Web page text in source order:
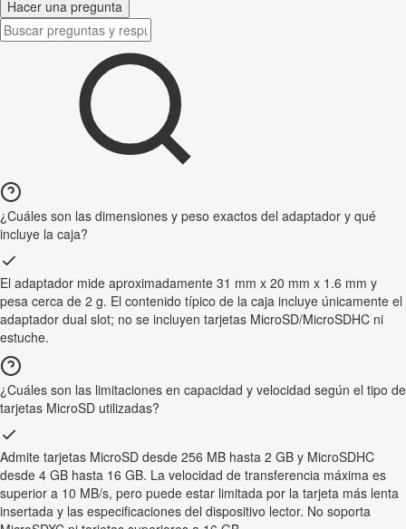
Hacer una pregunta
¿Cuáles son las dimensiones y peso exactos del adaptador y qué
incluye la caja?
El adaptador mide aproximadamente 31 mm x 20 mm x 1.6 mm y
pesa cerca de 2 g. El contenido típico de la caja incluye únicamente el
adaptador dual slot; no se incluyen tarjetas MicroSD/MicroSDHC ni
estuche.
¿Cuáles son las limitaciones en capacidad y velocidad según el tipo de
tarjetas MicroSD utilizadas?
Admite tarjetas MicroSD desde 256 MB hasta 2 GB y MicroSDHC
desde 4 GB hasta 16 GB. La velocidad de transferencia máxima es
superior a 10 MB/s, pero puede estar limitada por la tarjeta más lenta
insertada y las especificaciones del dispositivo lector. No soporta